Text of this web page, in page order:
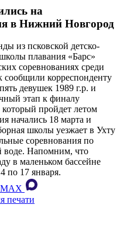
на
в Нижний Новгород
из псковской детско-
плавания «Барс»
соревнованиях среди
корреспонденту
девушек 1989 г.р. и
этап к финалу
пройдет летом
начались 18 марта и
школы уезжает в Ухту
соревнования по
воде. Напомним, что
в маленьком бассейне
по 17 января.
MAХ
печати